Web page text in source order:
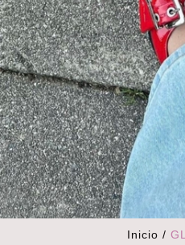
Inicio /